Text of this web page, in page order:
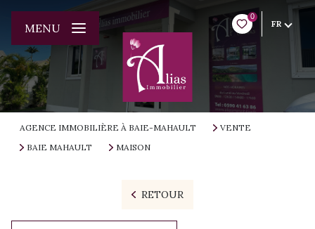
0
FR
MENU
AGENCE IMMOBILIÈRE À BAIE-MAHAULT
VENTE
BAIE MAHAULT
MAISON
RETOUR